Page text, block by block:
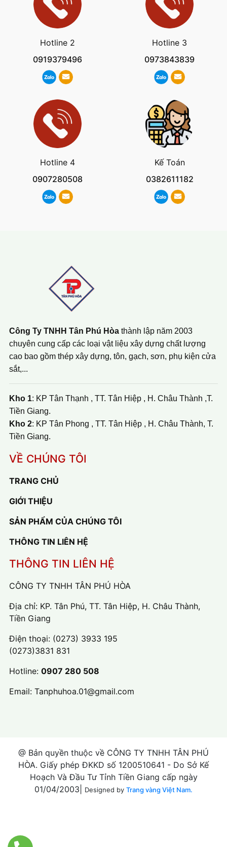
Hotline 2
0919379496
Hotline 3
0973843839
Hotline 4
0907280508
Kế Toán
0382611182
Công Ty TNHH Tân Phú Hòa thành lập năm 2003
chuyên cung cấp các loại vật liệu xây dựng chất lượng
cao bao gồm thép xây dựng, tôn, gạch, sơn, phụ kiện cửa
sắt,...
Kho 1: KP Tân Thạnh , TT. Tân Hiệp , H. Châu Thành ,T.
Tiền Giang.
Kho 2: KP Tân Phong , TT. Tân Hiệp , H. Châu Thành, T.
Tiền Giang.
VỀ CHÚNG TÔI
TRANG CHỦ
GIỚI THIỆU
SẢN PHẨM CỦA CHÚNG TÔI
THÔNG TIN LIÊN HỆ
THÔNG TIN LIÊN HỆ
CÔNG TY TNHH TÂN PHÚ HÒA
Địa chỉ: KP. Tân Phú, TT. Tân Hiệp, H. Châu Thành,
Tiền Giang
Điện thoại: (0273) 3933 195
(0273)3831 831
Hotline: 0907 280 508
Email: Tanphuhoa.01@gmail.com
@ Bản quyền thuộc về CÔNG TY TNHH TÂN PHÚ
HÒA. Giấy phép ĐKKD số 1200510641 - Do Sở Kế
Hoạch Và Đầu Tư Tỉnh Tiền Giang cấp ngày
01/04/2003|
Designed by Trang vàng Việt Nam.